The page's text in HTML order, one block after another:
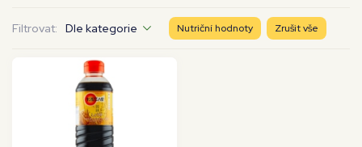
Filtrovat: Dle kategorie Nutriční hodnoty Zrušit vše